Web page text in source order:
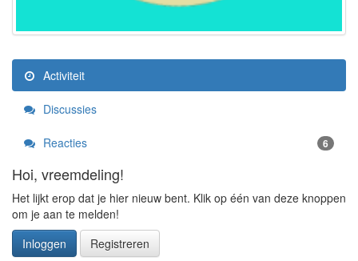
Activiteit
Discussies
Reacties 6
Hoi, vreemdeling!
Het lijkt erop dat je hier nieuw bent. Klik op één van deze knoppen
om je aan te melden!
Inloggen
Registreren